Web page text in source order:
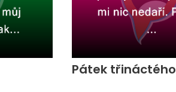
Pátek třináctého